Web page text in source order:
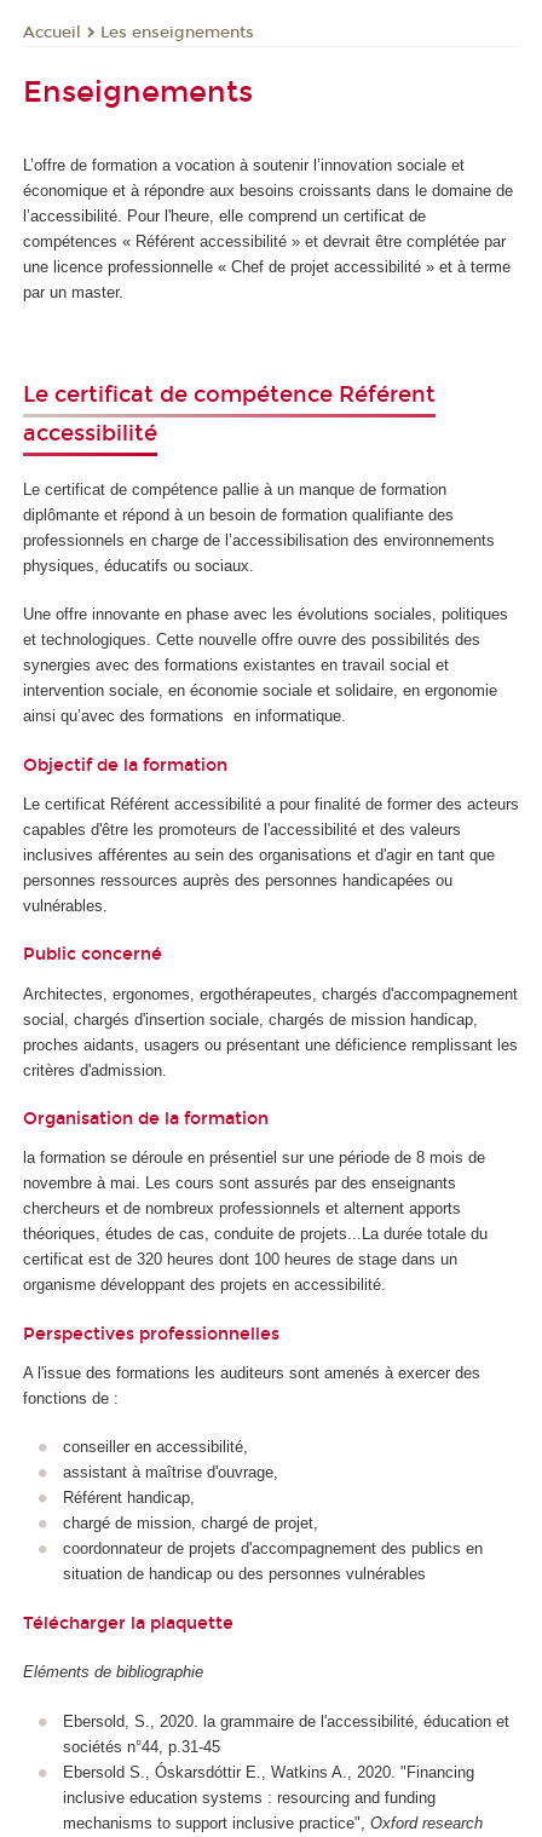
Accueil Les enseignements
Enseignements
L’offre de formation a vocation à soutenir l’innovation sociale et
économique et à répondre aux besoins croissants dans le domaine de
l’accessibilité. Pour l'heure, elle comprend un certificat de
compétences « Référent accessibilité » et devrait être complétée par
une licence professionnelle « Chef de projet accessibilité » et à terme
par un master.
Le certificat de compétence Référent
accessibilité
Le certificat de compétence pallie à un manque de formation
diplômante et répond à un besoin de formation qualifiante des
professionnels en charge de l’accessibilisation des environnements
physiques, éducatifs ou sociaux.
Une offre innovante en phase avec les évolutions sociales, politiques
et technologiques. Cette nouvelle offre ouvre des possibilités des
synergies avec des formations existantes en travail social et
intervention sociale, en économie sociale et solidaire, en ergonomie
ainsi qu’avec des formations en informatique.
Objectif de la formation
Le certificat Référent accessibilité a pour finalité de former des acteurs
capables d'être les promoteurs de l'accessibilité et des valeurs
inclusives afférentes au sein des organisations et d'agir en tant que
personnes ressources auprès des personnes handicapées ou
vulnérables.
Public concerné
Architectes, ergonomes, ergothérapeutes, chargés d'accompagnement
social, chargés d'insertion sociale, chargés de mission handicap,
proches aidants, usagers ou présentant une déficience remplissant les
critères d'admission.
Organisation de la formation
la formation se déroule en présentiel sur une période de 8 mois de
novembre à mai. Les cours sont assurés par des enseignants
chercheurs et de nombreux professionnels et alternent apports
théoriques, études de cas, conduite de projets...La durée totale du
certificat est de 320 heures dont 100 heures de stage dans un
organisme développant des projets en accessibilité.
Perspectives professionnelles
A l'issue des formations les auditeurs sont amenés à exercer des
fonctions de :
conseiller en accessibilité,
assistant à maîtrise d'ouvrage,
Référent handicap,
chargé de mission, chargé de projet,
coordonnateur de projets d'accompagnement des publics en
situation de handicap ou des personnes vulnérables
Télécharger la plaquette
Eléments de bibliographie
Ebersold, S., 2020. la grammaire de l'accessibilité, éducation et
sociétés n°44, p.31-45
Ebersold S., Óskarsdóttir E., Watkins A., 2020. "Financing
inclusive education systems : resourcing and funding
mechanisms to support inclusive practice", Oxford research